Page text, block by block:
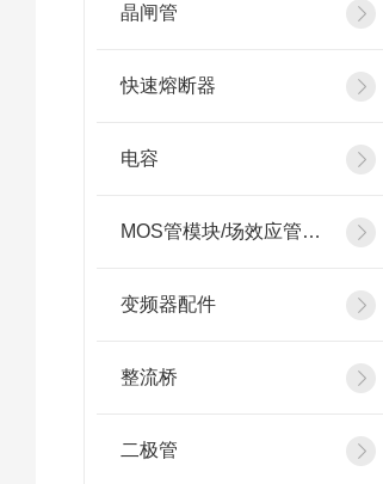
晶闸管
快速熔断器
电容
MOS管模块/场效应管模块
变频器配件
整流桥
二极管